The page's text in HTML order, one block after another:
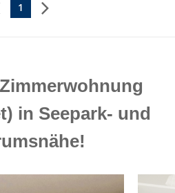
1
in Seepark- und